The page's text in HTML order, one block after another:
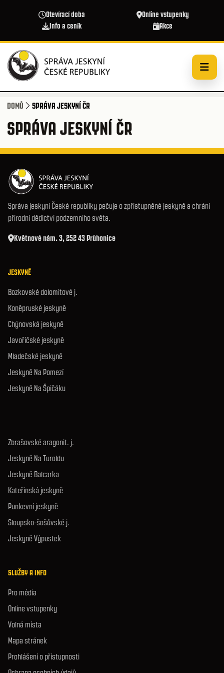
Otevírací doba
Online vstupenky
Info a ceník
Akce
DOMŮ SPRÁVA JESKYNÍ ČR
SPRÁVA JESKYNÍ ČR
Správa jeskyní České republiky pečuje o zpřístupněné jeskyně a chrání
přírodní dědictví podzemního světa.
Květnové nám. 3, 252 43 Průhonice
JESKYNĚ
Bozkovské dolomitové j.
Koněpruské jeskyně
Chýnovská jeskyně
Javoříčské jeskyně
Mladečské jeskyně
Jeskyně Na Pomezí
Jeskyně Na Špičáku
Zbrašovské aragonit. j.
Jeskyně Na Turoldu
Jeskyně Balcarka
Kateřinská jeskyně
Punkevní jeskyně
Sloupsko-šošůvské j.
Jeskyně Výpustek
SLUŽBY A INFO
Pro média
Online vstupenky
Volná místa
Mapa stránek
Prohlášení o přístupnosti